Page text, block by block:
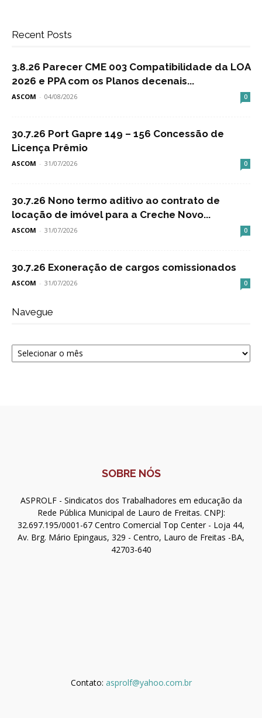
Recent Posts
3.8.26 Parecer CME 003 Compatibilidade da LOA
2026 e PPA com os Planos decenais...
ASCOM - 04/08/2026 0
30.7.26 Port Gapre 149 – 156 Concessão de
Licença Prêmio
ASCOM - 31/07/2026 0
30.7.26 Nono termo aditivo ao contrato de
locação de imóvel para a Creche Novo...
ASCOM - 31/07/2026 0
30.7.26 Exoneração de cargos comissionados
ASCOM - 31/07/2026 0
Navegue
Navegue
SOBRE NÓS
ASPROLF - Sindicatos dos Trabalhadores em educação da
Rede Pública Municipal de Lauro de Freitas. CNPJ:
32.697.195/0001-67 Centro Comercial Top Center - Loja 44,
Av. Brg. Mário Epingaus, 329 - Centro, Lauro de Freitas -BA,
42703-640
Contato: asprolf@yahoo.com.br